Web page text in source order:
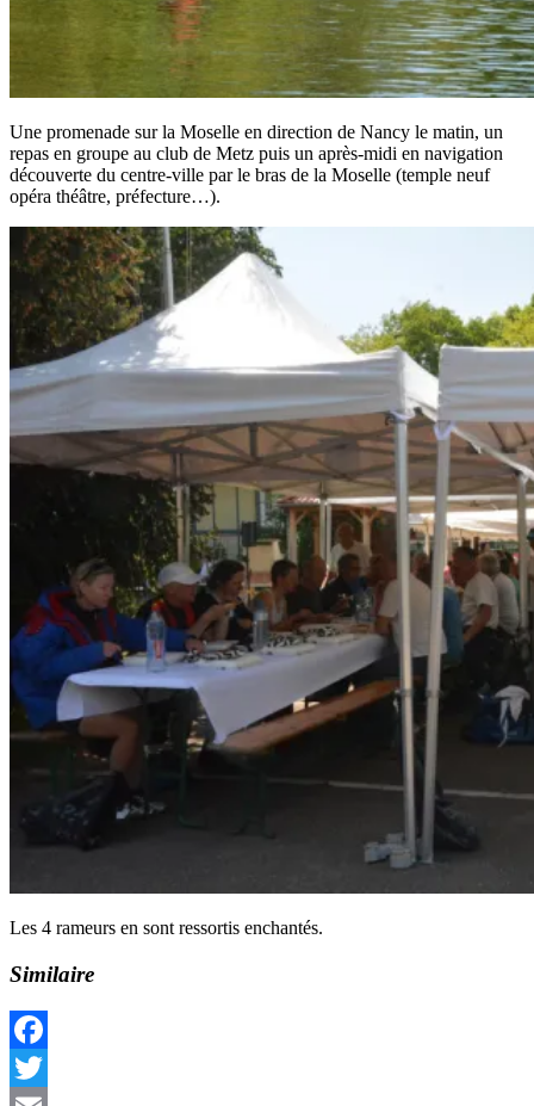
Une promenade sur la Moselle en direction de Nancy le matin, un
repas en groupe au club de Metz puis un après-midi en navigation
découverte du centre-ville par le bras de la Moselle (temple neuf
opéra théâtre, préfecture…).
Les 4 rameurs en sont ressortis enchantés.
Similaire
Facebook